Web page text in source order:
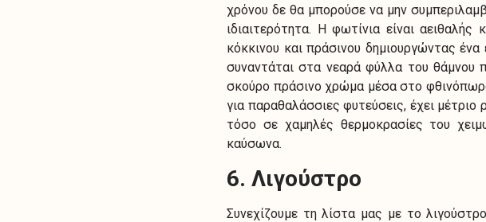
χρόνου δε θα μπορούσε να μην
ιδιαιτερότητα. Η φωτίνια είναι
κόκκινου και πράσινου δημιουργώντας
συναντάται στα νεαρά φύλλα του θάμνου
σκούρο πράσινο χρώμα μέσα στο
για παραθαλάσσιες φυτεύσεις, έχει
τόσο σε χαμηλές θερμοκρασίες του
καύσωνα.
6. Λιγούστρο
Συνεχίζουμε τη λίστα μας με το